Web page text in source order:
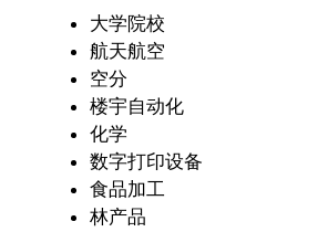
大学院校
航天航空
空分
楼宇自动化
化学
数字打印设备
食品加工
林产品